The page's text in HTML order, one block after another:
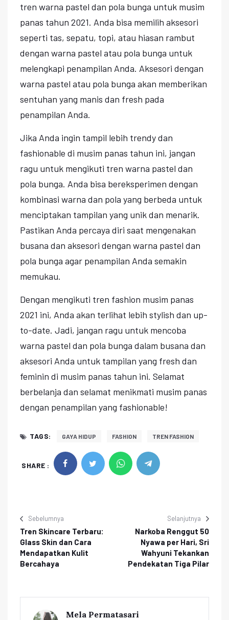
tren warna pastel dan pola bunga untuk musim
panas tahun 2021. Anda bisa memilih aksesori
seperti tas, sepatu, topi, atau hiasan rambut
dengan warna pastel atau pola bunga untuk
melengkapi penampilan Anda. Aksesori dengan
warna pastel atau pola bunga akan memberikan
sentuhan yang manis dan fresh pada
penampilan Anda.
Jika Anda ingin tampil lebih trendy dan
fashionable di musim panas tahun ini, jangan
ragu untuk mengikuti tren warna pastel dan
pola bunga. Anda bisa bereksperimen dengan
kombinasi warna dan pola yang berbeda untuk
menciptakan tampilan yang unik dan menarik.
Pastikan Anda percaya diri saat mengenakan
busana dan aksesori dengan warna pastel dan
pola bunga agar penampilan Anda semakin
memukau.
Dengan mengikuti tren fashion musim panas
2021 ini, Anda akan terlihat lebih stylish dan up-
to-date. Jadi, jangan ragu untuk mencoba
warna pastel dan pola bunga dalam busana dan
aksesori Anda untuk tampilan yang fresh dan
feminin di musim panas tahun ini. Selamat
berbelanja dan selamat menikmati musim panas
dengan penampilan yang fashionable!
TAGS: GAYA HIDUP FASHION TREN FASHION
SHARE :
Sebelumnya
Tren Skincare Terbaru:
Glass Skin dan Cara
Mendapatkan Kulit
Bercahaya
Selanjutnya
Narkoba Renggut 50
Nyawa per Hari, Sri
Wahyuni Tekankan
Pendekatan Tiga Pilar
Mela Permatasari